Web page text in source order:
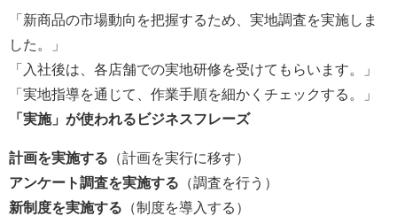
「新商品の市場動向を把握するため、実地調査を実施しま
した。」
「入社後は、各店舗での実地研修を受けてもらいます。」
「実地指導を通じて、作業手順を細かくチェックする。」
「実施」が使われるビジネスフレーズ
計画を実施する （計画を実行に移す）
アンケート調査を実施する （調査を行う）
新制度を実施する （制度を導入する）